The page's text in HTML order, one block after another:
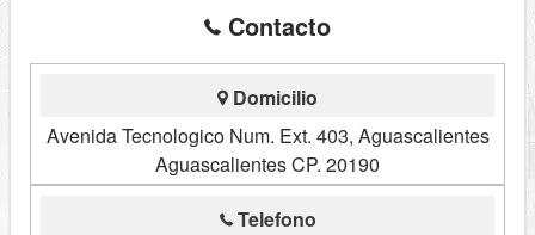
Contacto
Domicilio
Avenida Tecnologico Num. Ext. 403, Aguascalientes
Aguascalientes CP. 20190
Telefono